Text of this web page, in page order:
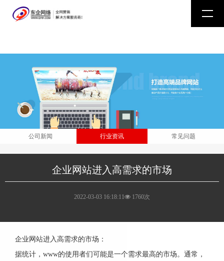
公司新闻 行业资讯 常见问题
企业网站进入高需求的市场
2022-03-03 16:18:11 1760次
企业网站进入高需求的市场：
据统计，www的使用者们可能是一个需求最高的市场。通常，